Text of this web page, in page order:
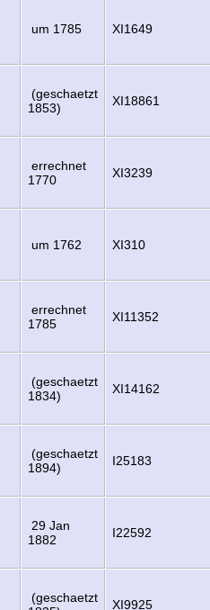
um 1785 XI1649
(geschaetzt
1853)
XI18861
errechnet
1770
XI3239
um 1762 XI310
errechnet
1785
XI11352
(geschaetzt
1834)
XI14162
(geschaetzt
1894)
I25183
29 Jan
1882
I22592
(geschaetzt
XI9925